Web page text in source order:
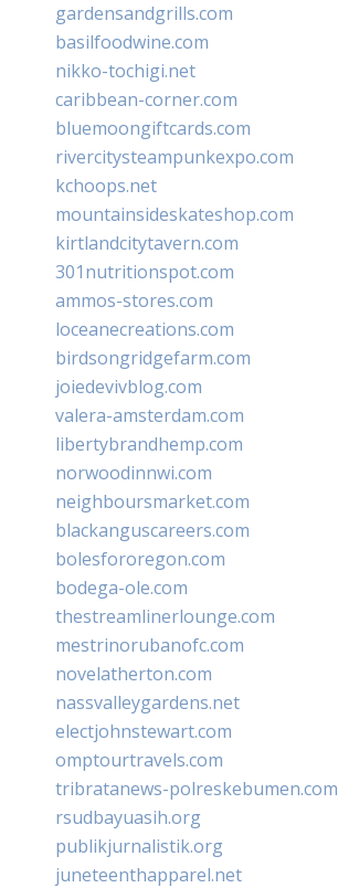
gardensandgrills.com
basilfoodwine.com
nikko-tochigi.net
caribbean-corner.com
bluemoongiftcards.com
rivercitysteampunkexpo.com
kchoops.net
mountainsideskateshop.com
kirtlandcitytavern.com
301nutritionspot.com
ammos-stores.com
loceanecreations.com
birdsongridgefarm.com
joiedevivblog.com
valera-amsterdam.com
libertybrandhemp.com
norwoodinnwi.com
neighboursmarket.com
blackanguscareers.com
bolesfororegon.com
bodega-ole.com
thestreamlinerlounge.com
mestrinorubanofc.com
novelatherton.com
nassvalleygardens.net
electjohnstewart.com
omptourtravels.com
tribratanews-polreskebumen.com
rsudbayuasih.org
publikjurnalistik.org
juneteenthapparel.net